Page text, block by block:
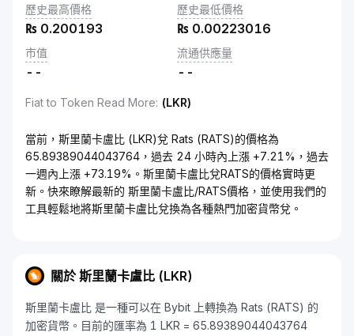
歷史最高價格
₨ 0.200193
歷史最低價格
₨ 0.00223016
市值
--
流通供應量
--
Fiat to Token Read More: (LKR)
當前，斯里蘭卡盧比 (LKR)兌 Rats (RATS)的價格為
65.89389044043764，過去 24 小時內上漲 +7.21%，過去
一週內上漲 +73.19%。斯里蘭卡盧比兌RATS的價格實時更
新。快來瞭解最新的 斯里蘭卡盧比/RATS價格，並使用我們的
工具輕鬆地將斯里蘭卡盧比兌換為各種熱門加密貨幣兌。
關於 斯里蘭卡盧比 (LKR)
斯里蘭卡盧比 是一種可以在 Bybit 上轉換為 Rats (RATS) 的
加密貨幣。目前的匯率為 1 LKR = 65.89389044043764